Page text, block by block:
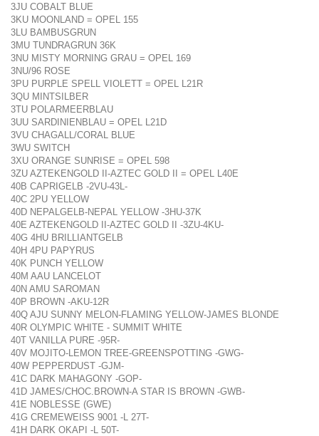
3JU COBALT BLUE
3KU MOONLAND = OPEL 155
3LU BAMBUSGRUN
3MU TUNDRAGRUN 36K
3NU MISTY MORNING GRAU = OPEL 169
3NU/96 ROSE
3PU PURPLE SPELL VIOLETT = OPEL L21R
3QU MINTSILBER
3TU POLARMEERBLAU
3UU SARDINIENBLAU = OPEL L21D
3VU CHAGALL/CORAL BLUE
3WU SWITCH
3XU ORANGE SUNRISE = OPEL 598
3ZU AZTEKENGOLD II-AZTEC GOLD II = OPEL L40E
40B CAPRIGELB -2VU-43L-
40C 2PU YELLOW
40D NEPALGELB-NEPAL YELLOW -3HU-37K
40E AZTEKENGOLD II-AZTEC GOLD II -3ZU-4KU-
40G 4HU BRILLIANTGELB
40H 4PU PAPYRUS
40K PUNCH YELLOW
40M AAU LANCELOT
40N AMU SAROMAN
40P BROWN -AKU-12R
40Q AJU SUNNY MELON-FLAMING YELLOW-JAMES BLONDE
40R OLYMPIC WHITE - SUMMIT WHITE
40T VANILLA PURE -95R-
40V MOJITO-LEMON TREE-GREENSPOTTING -GWG-
40W PEPPERDUST -GJM-
41C DARK MAHAGONY -GOP-
41D JAMES/CHOC.BROWN-A STAR IS BROWN -GWB-
41E NOBLESSE (GWE)
41G CREMEWEISS 9001 -L 27T-
41H DARK OKAPI -L 50T-